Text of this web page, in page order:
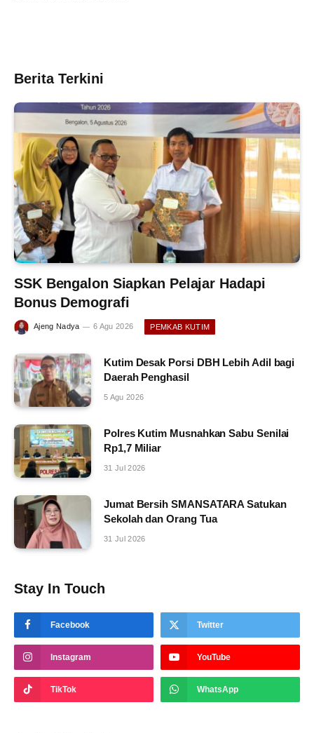
Berita Terkini
SSK Bengalon Siapkan Pelajar Hadapi
Bonus Demografi
Ajeng Nadya 6 Agu 2026 PEMKAB KUTIM
Kutim Desak Porsi DBH Lebih Adil bagi
Daerah Penghasil
5 Agu 2026
Polres Kutim Musnahkan Sabu Senilai
Rp1,7 Miliar
31 Jul 2026
Jumat Bersih SMANSATARA Satukan
Sekolah dan Orang Tua
31 Jul 2026
Stay In Touch
Facebook Twitter
Instagram YouTube
TikTok WhatsApp